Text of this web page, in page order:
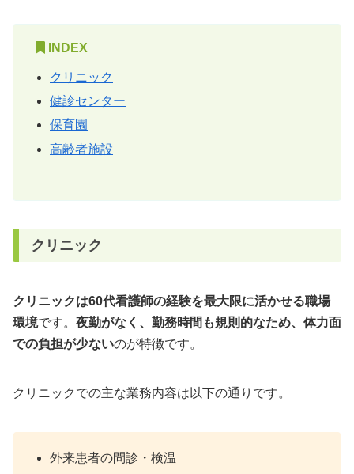
INDEX
クリニック
健診センター
保育園
高齢者施設
クリニック
クリニックは60代看護師の経験を最大限に活かせる職場
環境です。 夜勤がなく、勤務時間も規則的なため、体力面
での負担が少ないのが特徴です。
クリニックでの主な業務内容は以下の通りです。
外来患者の問診・検温